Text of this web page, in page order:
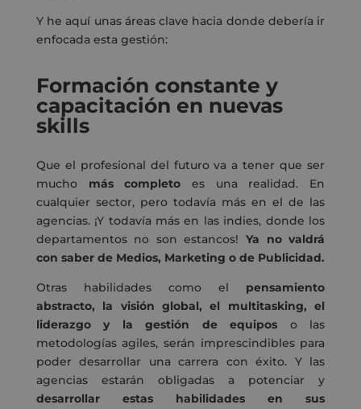
Y he aquí unas áreas clave hacia donde debería ir
enfocada esta gestión:
Formación constante y
capacitación en nuevas
skills
Que el profesional del futuro va a tener que ser
mucho más completo es una realidad. En
cualquier sector, pero todavía más en el de las
agencias. ¡Y todavía más en las indies, donde los
departamentos no son estancos!Ya no valdrá
con saber de Medios, Marketing o de Publicidad.
Otras habilidades como el pensamiento
abstracto, la visión global, el multitasking, el
liderazgo y la gestión de equipos o las
metodologías agiles, serán imprescindibles para
poder desarrollar una carrera con éxito. Y las
agencias estarán obligadas a potenciar y
desarrollar
estas habilidades en sus